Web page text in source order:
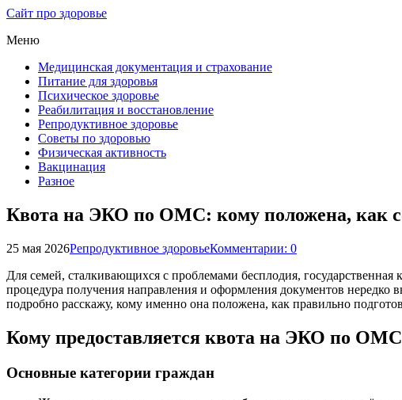
Сайт про здоровье
Меню
Медицинская документация и страхование
Питание для здоровья
Психическое здоровье
Реабилитация и восстановление
Репродуктивное здоровье
Советы по здоровью
Физическая активность
Вакцинация
Разное
Квота на ЭКО по ОМС: кому положена, как
25 мая 2026Репродуктивное здоровьеКомментарии: 0
Для семей, сталкивающихся с проблемами бесплодия,
процедура получения направления и оформления документов нередко
подробно расскажу, кому именно она положена, как правильно
Кому предоставляется квота на ЭКО по ОМС
Основные категории граждан